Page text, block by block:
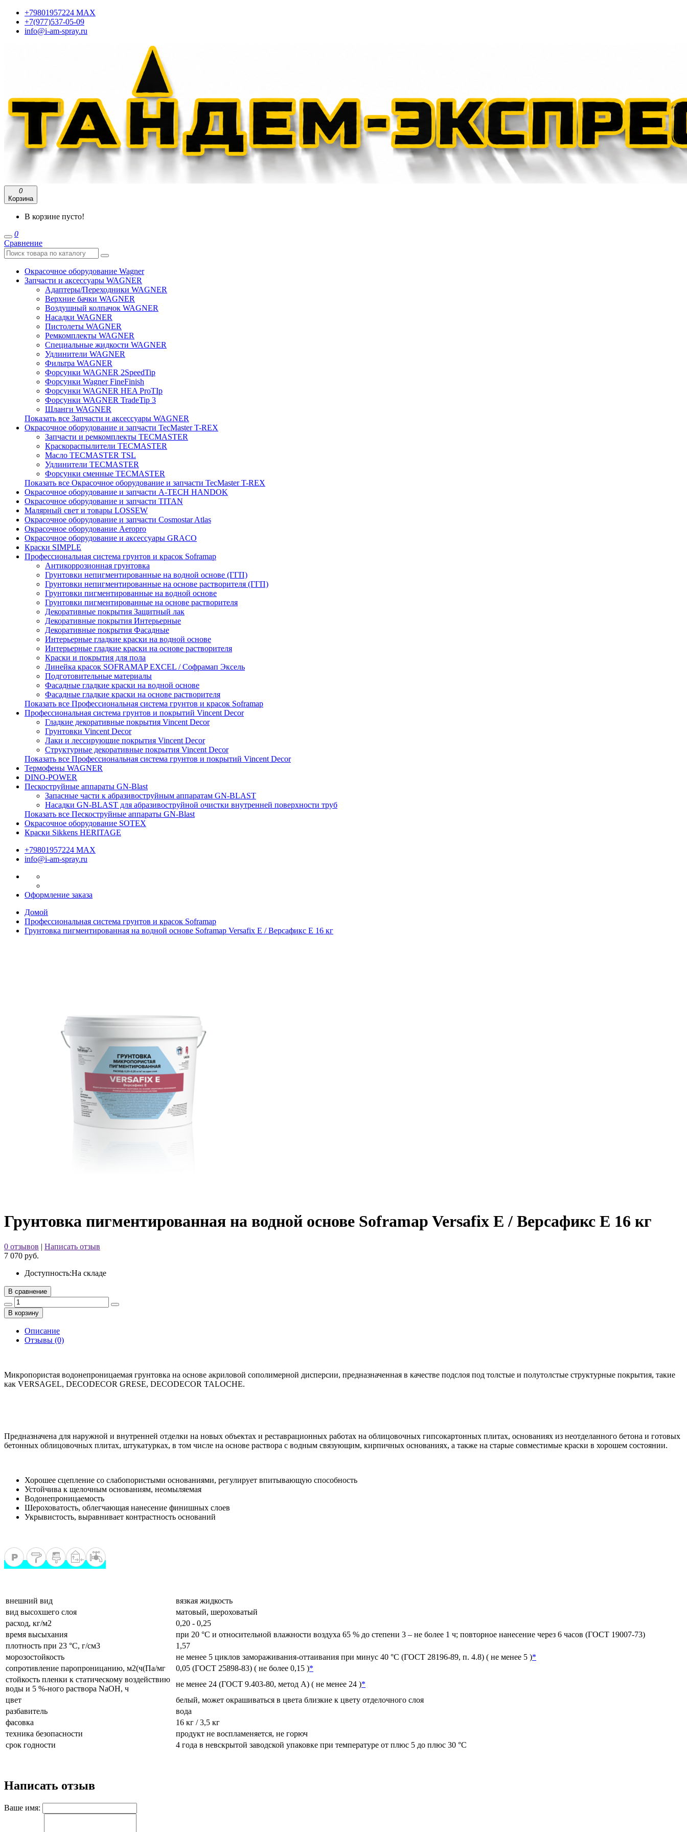
+79801957224 МАХ
+7(977)537-05-09
info@i-am-spray.ru
0
Корзина
В корзине пусто!
0
Сравнение
Окрасочное оборудование Wagner
Запчасти и аксессуары WAGNER
Адаптеры/Переходники WAGNER
Верхние бачки WAGNER
Воздушный колпачок WAGNER
Насадки WAGNER
Пистолеты WAGNER
Ремкомплекты WAGNER
Специальные жидкости WAGNER
Удлинители WAGNER
Фильтра WAGNER
Форсунки WAGNER 2SpeedTip
Форсунки Wagner FineFinish
Форсунки WAGNER HEA ProTIp
Форсунки WAGNER TradeTip 3
Шланги WAGNER
Показать все Запчасти и аксессуары WAGNER
Окрасочное оборудование и запчасти TecMaster T-REX
Запчасти и ремкомплекты TECMASTER
Краскораспылители TECMASTER
Масло TECMASTER TSL
Удлинители TECMASTER
Форсунки сменные TECMASTER
Показать все Окрасочное оборудование и запчасти TecMaster T-REX
Окрасочное оборудование и запчасти A-TECH HANDOK
Окрасочное оборудование и запчасти TITAN
Малярный свет и товары LOSSEW
Окрасочное оборудование и запчасти Cosmostar Atlas
Окрасочное оборудование Aeropro
Окрасочное оборудование и аксессуары GRACO
Краски SIMPLE
Профессиональная система грунтов и красок Soframap
Антикоррозионная грунтовка
Грунтовки непигментированные на водной основе (ГГП)
Грунтовки непигментированные на основе растворителя (ГГП)
Грунтовки пигментированные на водной основе
Грунтовки пигментированные на основе растворителя
Декоративные покрытия Защитный лак
Декоративные покрытия Интерьерные
Декоративные покрытия Фасадные
Интерьерные гладкие краски на водной основе
Интерьерные гладкие краски на основе растворителя
Краски и покрытия для пола
Линейка красок SOFRAMAP EXCEL / Софрамап Эксель
Подготовительные материалы
Фасадные гладкие краски на водной основе
Фасадные гладкие краски на основе растворителя
Показать все Профессиональная система грунтов и красок Soframap
Профессиональная система грунтов и покрытий Vincent Decor
Гладкие декоративные покрытия Vincent Decor
Грунтовки Vincent Decor
Лаки и лессирующие покрытия Vincent Decor
Структурные декоративные покрытия Vincent Decor
Показать все Профессиональная система грунтов и покрытий Vincent Decor
Термофены WAGNER
DINO-POWER
Пескоструйные аппараты GN-Blast
Запасные части к абразивоструйным аппаратам GN-BLAST
Насадки GN-BLAST для абразивоструйной очистки внутренней поверхности труб
Показать все Пескоструйные аппараты GN-Blast
Окрасочное оборудование SOTEX
Краски Sikkens HERITAGE
+79801957224 МАХ
info@i-am-spray.ru
Оформление заказа
Домой
Профессиональная система грунтов и красок Soframap
Грунтовка пигментированная на водной основе Soframap Versafix E / Версафикс Е 16 кг
Грунтовка пигментированная на водной основе Soframap Versafix E / Версафикс Е 16 кг
0 отзывов | Написать отзыв
7 070 руб.
Доступность:На складе
В сравнение
В корзину
Описание
Отзывы (0)
Микропористая водонепроницаемая грунтовка на основе акриловой сополимерной дисперсии, предназначенная в качестве подслоя под толстые и полутолстые структурные покрытия, такие
как VERSAGEL, DECODECOR GRESE, DECODECOR TALOCHE.
Предназначена для наружной и внутренней отделки на новых объектах и реставрационных работах на облицовочных гипсокартонных плитах, основаниях из неотделанного бетона и готовых
бетонных облицовочных плитах, штукатурках, в том числе на основе раствора с водным связующим, кирпичных основаниях, а также на старые совместимые краски в хорошем состоянии.
Хорошее сцепление со слабопористыми основаниями, регулирует впитывающую способность
Устойчива к щелочным основаниям, неомыляемая
Водонепроницаемость
Шероховатость, облегчающая нанесение финишных слоев
Укрывистость, выравнивает контрастность оснований
внешний вид
вязкая жидкость
вид высохшего слоя
матовый, шероховатый
расход, кг/м2
0,20 - 0,25
время высыхания
при 20 °С и относительной влажности воздуха 65 % до степени 3 – не более 1 ч; повторное нанесение через 6 часов (ГОСТ 19007-73)
плотность при 23 °С, г/см3
1,57
морозостойкость
не менее 5 циклов замораживания-оттаивания при минус 40 °С (ГОСТ 28196-89, п. 4.8) ( не менее 5 )*
сопротивление паропроницанию, м2(ч(Па/мг
0,05 (ГОСТ 25898-83) ( не более 0,15 )*
стойкость пленки к статическому воздействию
воды и 5 %-ного раствора NaOH, ч
не менее 24 (ГОСТ 9.403-80, метод А) ( не менее 24 )*
цвет
белый, может окрашиваться в цвета близкие к цвету отделочного слоя
разбавитель
вода
фасовка
16 кг / 3,5 кг
техника безопасности
продукт не воспламеняется, не горюч
срок годности
4 года в невскрытой заводской упаковке при температуре от плюс 5 до плюс 30 °С
Написать отзыв
Ваше имя: